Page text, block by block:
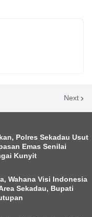
Next
Polres Sekadau Usut
Emas Senilai
Kunyit
Wahana Visi Indonesia
Sekadau, Bupati